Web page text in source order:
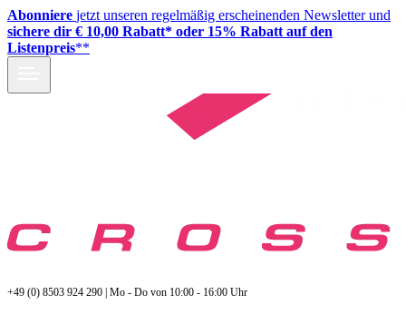
Abonniere jetzt unseren regelmäßig erscheinenden Newsletter und
sichere dir € 10,00 Rabatt* oder 15% Rabatt auf den
Listenpreis**
+49 (0) 8503 924 290 | Mo - Do von 10:00 - 16:00 Uhr